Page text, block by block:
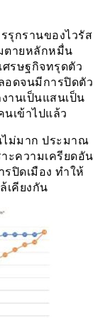
รุกรานของไวรัส
ตายหลักหมื่น
รษฐกิจทรุดตัว
อดจนมีการปิดตัว
านเป็นแสนเป็น
เข้าไปแล้ว
ไม่มาก ประมาณ
ะความเครียดอัน
ปิดเมือง ทำให้
เคียงกัน